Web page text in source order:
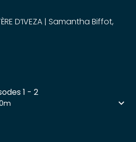
D’IVEZA | Samantha Biffot,
1 - 2